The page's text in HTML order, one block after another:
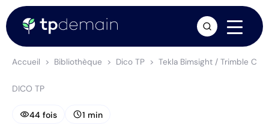
Accueil Bibliothèque Dico TP Tekla Bimsight / Trimble
DICO TP
visibility44 fois schedule1 min
arrow_forward